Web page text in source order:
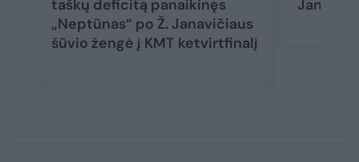
taškų deficitą panaikinęs
„Neptūnas“ po Ž. Janavičiaus
šūvio žengė į KMT ketvirtfinalį